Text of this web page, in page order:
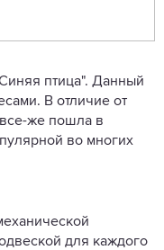
птица". Данный
В отличие от
же пошла в
во многих
для каждого